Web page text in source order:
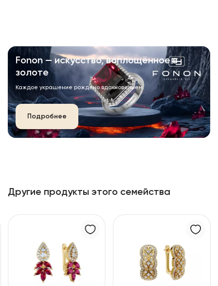
Fonon — искусство, воплощённое в
золоте
Каждое украшение рождено вдохновением.
Подробнее
Другие продукты этого семейства